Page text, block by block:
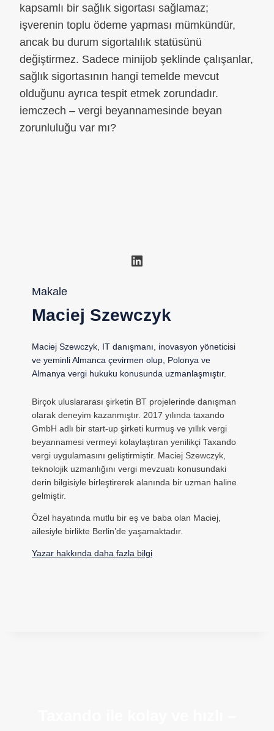
kapsamlı bir sağlık sigortası sağlamaz;
işverenin toplu ödeme yapması mümkündür,
ancak bu durum sigortalılık statüsünü
değiştirmez. Sadece minijob şeklinde çalışanlar,
sağlık sigortasının hangi temelde mevcut
olduğunu ayrıca tespit etmek zorundadır.
iemczech – vergi beyannamesinde beyan
zorunluluğu var mı?
LinkedIn
Makale
Maciej Szewczyk
Maciej Szewczyk, IT danışmanı, inovasyon yöneticisi
ve yeminli Almanca çevirmen olup, Polonya ve
Almanya vergi hukuku konusunda uzmanlaşmıştır.
Birçok uluslararası şirketin BT projelerinde danışman
olarak deneyim kazanmıştır. 2017 yılında taxando
GmbH adlı bir start-up şirketi kurmuş ve yıllık vergi
beyannamesi vermeyi kolaylaştıran yenilikçi Taxando
vergi uygulamasını geliştirmiştir. Maciej Szewczyk,
teknolojik uzmanlığını vergi mevzuatı konusundaki
derin bilgisiyle birleştirerek alanında bir uzman haline
gelmiştir.
Özel hayatında mutlu bir eş ve baba olan Maciej,
ailesiyle birlikte Berlin’de yaşamaktadır.
Yazar hakkında daha fazla bilgi